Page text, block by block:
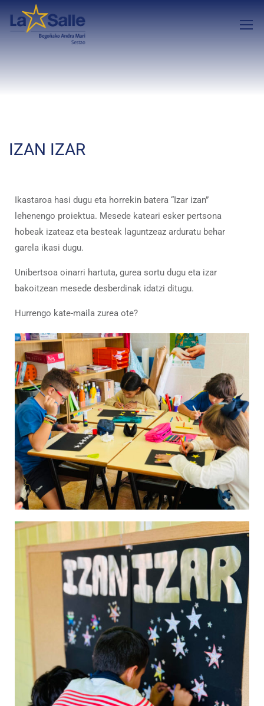
IZAN IZAR
Ikastaroa hasi dugu eta horrekin batera “Izar izan”
lehenengo proiektua. Mesede kateari esker pertsona
hobeak izateaz eta besteak laguntzeaz arduratu behar
garela ikasi dugu.
Unibertsoa oinarri hartuta, gurea sortu dugu eta izar
bakoitzean mesede desberdinak idatzi ditugu.
Hurrengo kate-maila zurea ote?